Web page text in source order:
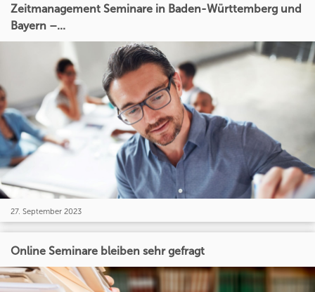
Zeitmanagement Seminare in Baden-Württemberg und
Bayern –...
27. September 2023
Online Seminare bleiben sehr gefragt